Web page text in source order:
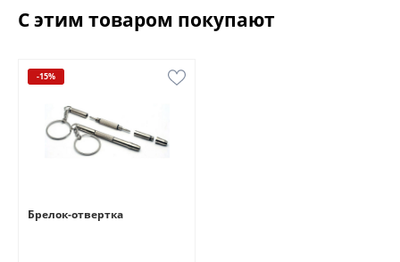
С этим товаром покупают
-15%
Брелок-отвертка